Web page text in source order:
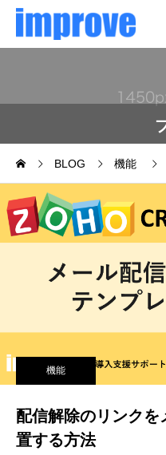
BLOG 機能
機能
配信解除のリンク
置する方法